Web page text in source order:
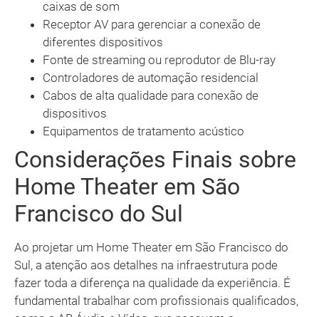
caixas de som
Receptor AV para gerenciar a conexão de
diferentes dispositivos
Fonte de streaming ou reprodutor de Blu-ray
Controladores de automação residencial
Cabos de alta qualidade para conexão de
dispositivos
Equipamentos de tratamento acústico
Considerações Finais sobre
Home Theater em São
Francisco do Sul
Ao projetar um Home Theater em São Francisco do
Sul, a atenção aos detalhes na infraestrutura pode
fazer toda a diferença na qualidade da experiência. É
fundamental trabalhar com profissionais qualificados,